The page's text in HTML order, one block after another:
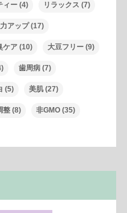
ィー(4) リラックス (7)
アップ(17)
ケア(10) 大豆フリー(9)
歯周病(7)
(5) 美肌(27)
整(8) 非GMO(35)